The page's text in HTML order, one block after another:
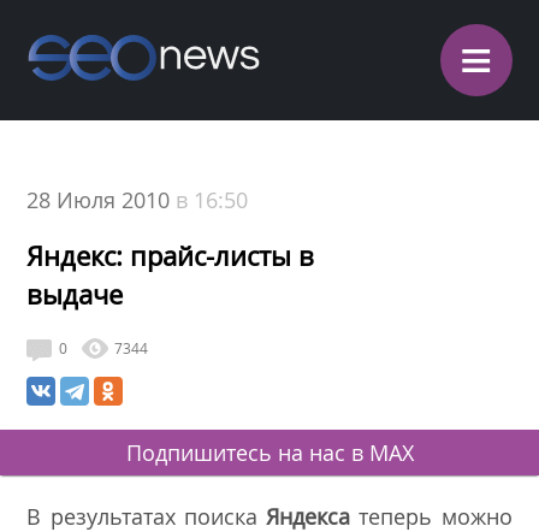
≡
28 Июля 2010 в 16:50
Яндекс: прайс-листы в
выдаче
0 7344
Подпишитесь на нас в MAX
В результатах поискаЯндекса теперь можно